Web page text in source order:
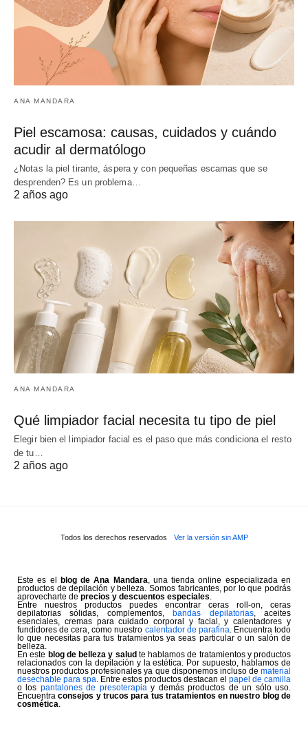
ANA MANDARA
Piel escamosa: causas, cuidados y cuándo
acudir al dermatólogo
¿Notas la piel tirante, áspera y con pequeñas escamas que se
desprenden? Es un problema…
2 años ago
ANA MANDARA
Qué limpiador facial necesita tu tipo de piel
Elegir bien el limpiador facial es el paso que más condiciona el resto
de tu…
2 años ago
Todos los derechos reservados Ver la versión sin AMP
Este es el blog de Ana Mandara, una tienda online especializada en
productos de depilación y belleza. Somos fabricantes, por lo que podrás
aprovecharte de precios y descuentos especiales.
Entre nuestros productos puedes encontrar ceras roll-on, ceras
depilatorias sólidas, complementos, bandas depilatorias, aceites
esenciales, cremas para cuidado corporal y facial, y calentadores y
fundidores de cera, como nuestro calentador de parafina. Encuentra todo
lo que necesitas para tus tratamientos ya seas particular o un salón de
belleza.
En este blog de belleza y salud te hablamos de tratamientos y productos
relacionados con la depilación y la estética. Por supuesto, hablamos de
nuestros productos profesionales ya que disponemos incluso de material
desechable para spa. Entre estos productos destacan el papel de camilla
o los pantalones de presoterapiay demás productos de un sólo uso.
Encuentraconsejos y trucos para tus tratamientos en nuestro blog de
cosmética.